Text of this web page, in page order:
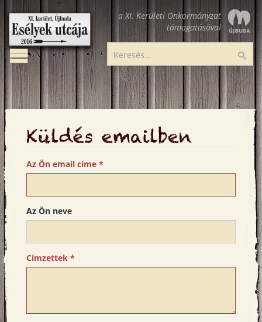
Ugrás
tartalomra
Esélyek
utcája
a XI. Kerületi Önkormányzat
támogatásával
Toggle
navigation
Küldés emailben
Az Ön email címe *
Az Ön neve
Címzettek *